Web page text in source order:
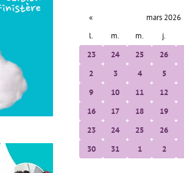
« mars 2026
l. m. m. j.
23 24 25 26
2 3 4 5
9 10 11 12
16 17 18 19
23 24 25 26
30 31 1 2